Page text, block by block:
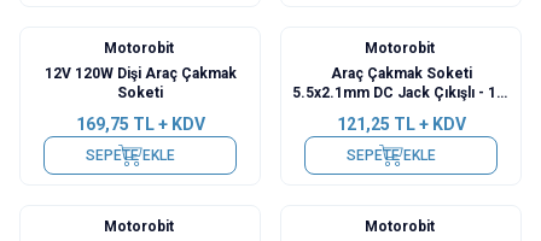
Motorobit
12V 120W Dişi Araç Çakmak
Soketi
169,75 TL + KDV
SEPETE EKLE
Motorobit
Araç Çakmak Soketi
5.5x2.1mm DC Jack Çıkışlı - 1m
121,25 TL + KDV
SEPETE EKLE
Motorobit
Motorobit